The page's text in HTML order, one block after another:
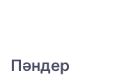
Пәндер